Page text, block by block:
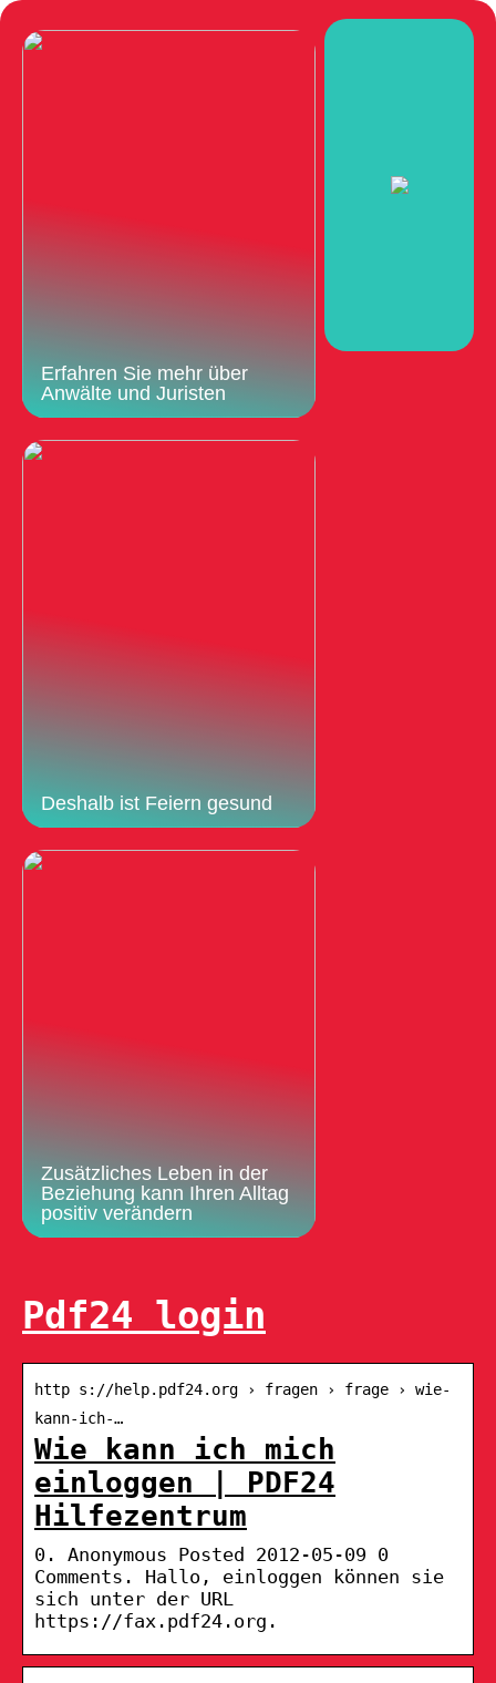
Erfahren Sie mehr über
Anwälte und Juristen
Deshalb ist Feiern gesund
Zusätzliches Leben in der
Beziehung kann Ihren Alltag
positiv verändern
Pdf24 login
http s://help.pdf24.org › fragen › frage › wie-
kann-ich-…
Wie kann ich mich
einloggen | PDF24
Hilfezentrum
0. Anonymous Posted 2012-05-09 0
Comments. Hallo, einloggen können sie
sich unter der URL
https://fax.pdf24.org.